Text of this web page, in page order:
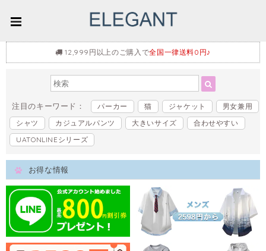
12,999円以上のご購入で全国一律送料0円♪
注目のキーワード： パーカー 猫 ジャケット
男女兼用
シャツ
カジュアルパンツ 大きいサイズ
合わせやすい
UATONLINEシリーズ
お得な情報